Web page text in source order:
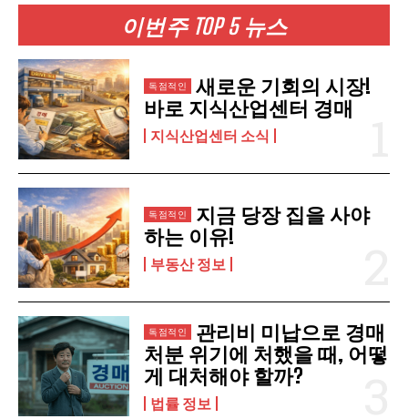
개인정보 취급정책 을 읽었으며 이에 동의합니다.
이번주 TOP 5 뉴스
새로운 기회의 시장!
바로 지식산업센터 경매
지식산업센터 소식
지금 당장 집을 사야
하는 이유!
부동산 정보
관리비 미납으로 경매
처분 위기에 처했을 때, 어떻
게 대처해야 할까?
법률 정보